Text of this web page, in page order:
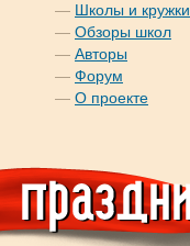
— Школы и кружки
— Обзоры школ
— Авторы
— Форум
— О проекте